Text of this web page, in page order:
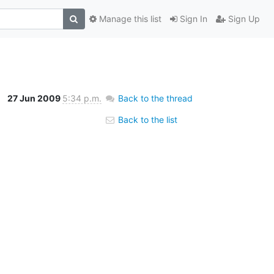
Sign In Sign Up
Manage this list
27 Jun 2009 5:34 p.m. Back to the thread
Back to the list